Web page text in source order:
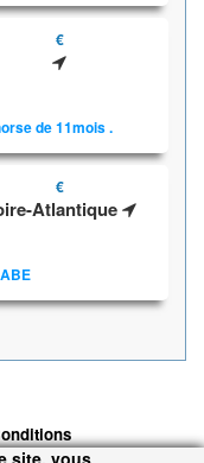
€
de 11mois .
€
Atlantique
site, vous